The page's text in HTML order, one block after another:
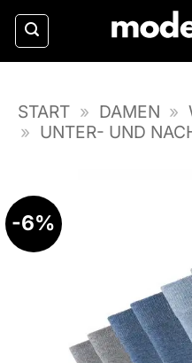
Zum
Inhalt
springen
START » DAMEN »
» UNTER- UND
-6%